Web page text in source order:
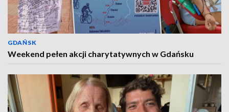
GDAŃSK
Weekend pełen akcji charytatywnych w Gdańsku